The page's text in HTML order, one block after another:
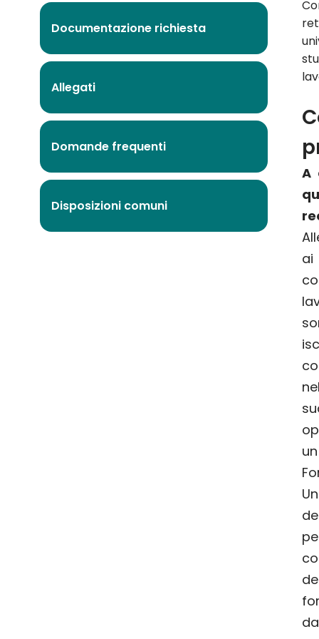
Documentazione richiesta
Allegati
Domande frequenti
Disposizioni comuni
A
ai